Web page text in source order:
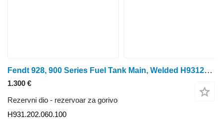
Fendt 928, 900 Series Fuel Tank Main, Welded H931202060100, H931.202.0 H931.202.060.100 rezervoar za gorivo
1.300 €
Rezervni dio - rezervoar za gorivo
H931.202.060.100